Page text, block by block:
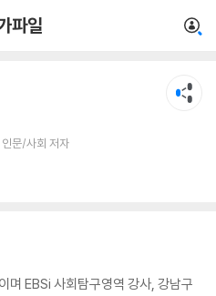
파일
인문/사회 저자
며 EBSi 사회탐구영역 강사, 강남구